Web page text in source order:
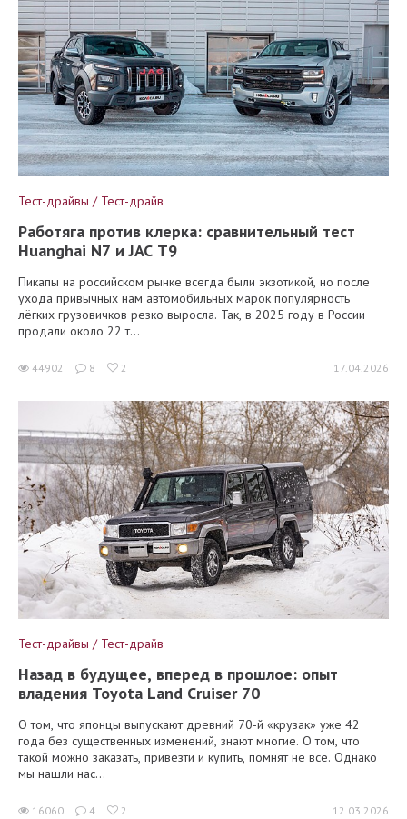
Тест-драйвы / Тест-драйв
Работяга против клерка: сравнительный тест
Huanghai N7 и JAC T9
Пикапы на российском рынке всегда были экзотикой, но после
ухода привычных нам автомобильных марок популярность
лёгких грузовичков резко выросла. Так, в 2025 году в России
продали около 22 т...
44902 8 2 17.04.2026
Тест-драйвы / Тест-драйв
Назад в будущее, вперед в прошлое: опыт
владения Toyota Land Cruiser 70
О том, что японцы выпускают древний 70-й «крузак» уже 42
года без существенных изменений, знают многие. О том, что
такой можно заказать, привезти и купить, помнят не все. Однако
мы нашли нас...
16060 4 2 12.03.2026